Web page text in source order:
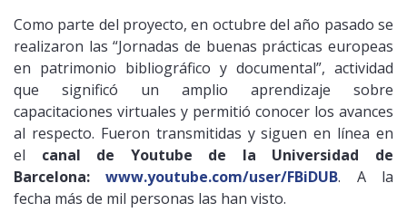
Como parte del proyecto, en octubre del año pasado se
realizaron las “Jornadas de buenas prácticas europeas
en patrimonio bibliográfico y documental”, actividad
que significó un amplio aprendizaje sobre
capacitaciones virtuales y permitió conocer los avances
al respecto. Fueron transmitidas y siguen en línea en
el canal de Youtube de la Universidad de
Barcelona:www.youtube.com/user/FBiDUB. A la
fecha más de mil personas las han visto.